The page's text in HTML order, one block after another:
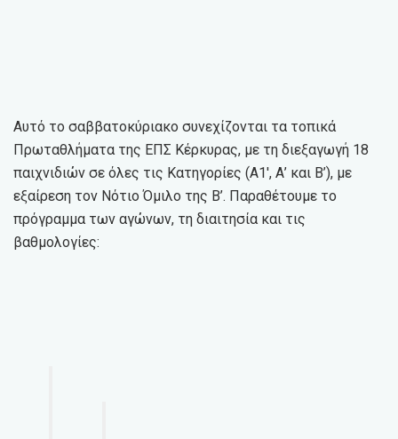
Αυτό το σαββατοκύριακο συνεχίζονται τα τοπικά
Πρωταθλήματα της ΕΠΣ Κέρκυρας, με τη διεξαγωγή 18
παιχνιδιών σε όλες τις Κατηγορίες (Α1′, Α’ και Β’), με
εξαίρεση τον Νότιο Όμιλο της Β’. Παραθέτουμε το
πρόγραμμα των αγώνων, τη διαιτησία και τις
βαθμολογίες: